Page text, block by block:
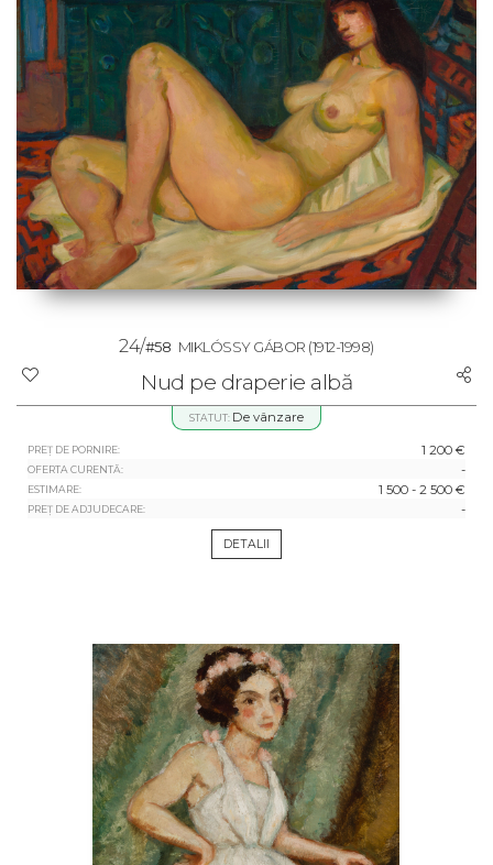
24/#58 MIKLÓSSY GÁBOR (1912-1998)
Nud pe draperie albă
STATUT: De vânzare
PREȚ DE PORNIRE: 1 200 €
OFERTA CURENTĂ: -
ESTIMARE: 1 500 - 2 500 €
PREȚ DE ADJUDECARE: -
DETALII